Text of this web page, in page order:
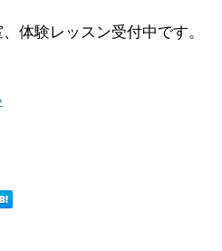
体験レッスン受付中です。